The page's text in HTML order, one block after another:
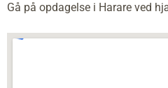
Gå på opdagelse i Harare ved